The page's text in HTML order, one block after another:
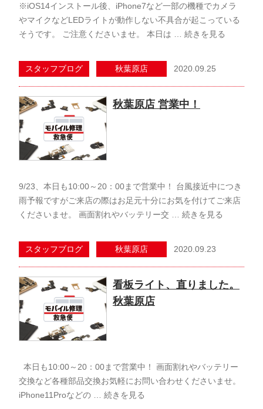
※iOS14インストール後、iPhone7など一部の機種でカメラ
やマイクなどLEDライトが動作しない不具合が起こっている
そうです。 ご注意くださいませ。 本日は … 続きを見る
スタッフブログ 秋葉原店 2020.09.25
秋葉原店 営業中！
9/23、本日も10:00～20：00まで営業中！ 台風接近中につき
雨予報ですがご来店の際はお足元十分にお気を付けてご来店
くださいませ。 画面割れやバッテリー交 … 続きを見る
スタッフブログ 秋葉原店 2020.09.23
看板ライト、直りました。
秋葉原店
本日も10:00～20：00まで営業中！ 画面割れやバッテリー
交換など各種部品交換お気軽にお問い合わせくださいませ。
iPhone11Proなどの … 続きを見る